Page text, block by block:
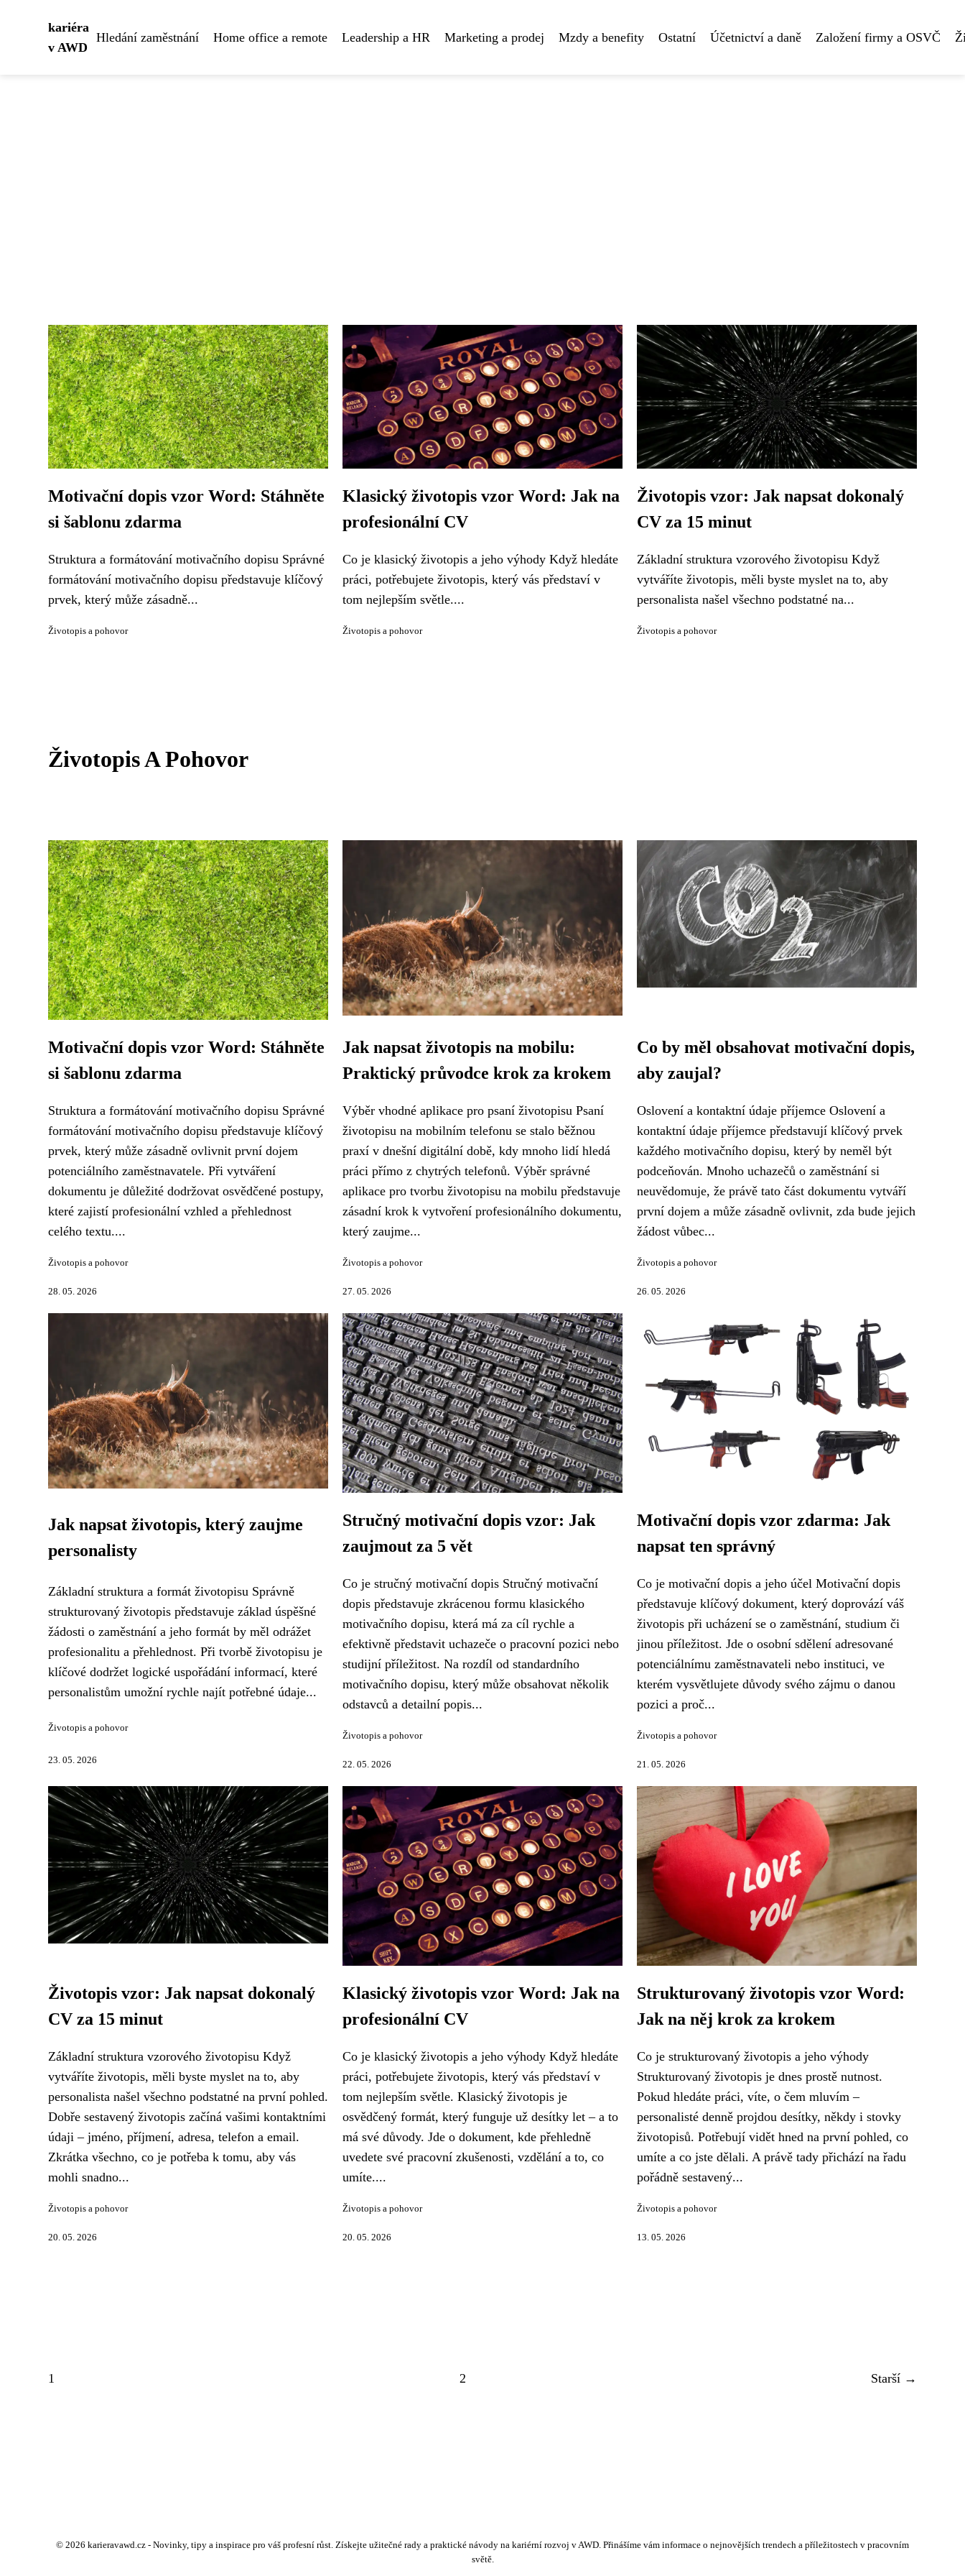
kariéra
v AWD
Hledání zaměstnání Home office a remote Leadership a HR Marketing a prodej Mzdy a benefity Ostatní Účetnictví a daně Založení firmy a OSVČ
Motivační dopis vzor Word: Stáhněte
si šablonu zdarma
Struktura a formátování motivačního dopisu Správné
formátování motivačního dopisu představuje klíčový
prvek, který může zásadně...
Životopis a pohovor
Klasický životopis vzor Word: Jak na
profesionální CV
Co je klasický životopis a jeho výhody Když hledáte
práci, potřebujete životopis, který vás představí v
tom nejlepším světle....
Životopis a pohovor
Životopis vzor: Jak napsat dokonalý
CV za 15 minut
Základní struktura vzorového životopisu Když
vytváříte životopis, měli byste myslet na to, aby
personalista našel všechno podstatné na...
Životopis a pohovor
Životopis A Pohovor
Motivační dopis vzor Word: Stáhněte
si šablonu zdarma
Struktura a formátování motivačního dopisu Správné
formátování motivačního dopisu představuje klíčový
prvek, který může zásadně ovlivnit první dojem
potenciálního zaměstnavatele. Při vytváření
dokumentu je důležité dodržovat osvědčené postupy,
které zajistí profesionální vzhled a přehlednost
celého textu....
Životopis a pohovor
28. 05. 2026
Jak napsat životopis na mobilu:
Praktický průvodce krok za krokem
Výběr vhodné aplikace pro psaní životopisu Psaní
životopisu na mobilním telefonu se stalo běžnou
praxí v dnešní digitální době, kdy mnoho lidí hledá
práci přímo z chytrých telefonů. Výběr správné
aplikace pro tvorbu životopisu na mobilu představuje
zásadní krok k vytvoření profesionálního dokumentu,
který zaujme...
Životopis a pohovor
27. 05. 2026
Co by měl obsahovat motivační dopis,
aby zaujal?
Oslovení a kontaktní údaje příjemce Oslovení a
kontaktní údaje příjemce představují klíčový prvek
každého motivačního dopisu, který by neměl být
podceňován. Mnoho uchazečů o zaměstnání si
neuvědomuje, že právě tato část dokumentu vytváří
první dojem a může zásadně ovlivnit, zda bude jejich
žádost vůbec...
Životopis a pohovor
26. 05. 2026
Jak napsat životopis, který zaujme
personalisty
Základní struktura a formát životopisu Správně
strukturovaný životopis představuje základ úspěšné
žádosti o zaměstnání a jeho formát by měl odrážet
profesionalitu a přehlednost. Při tvorbě životopisu je
klíčové dodržet logické uspořádání informací, které
personalistům umožní rychle najít potřebné údaje...
Životopis a pohovor
23. 05. 2026
Stručný motivační dopis vzor: Jak
zaujmout za 5 vět
Co je stručný motivační dopis Stručný motivační
dopis představuje zkrácenou formu klasického
motivačního dopisu, která má za cíl rychle a
efektivně představit uchazeče o pracovní pozici nebo
studijní příležitost. Na rozdíl od standardního
motivačního dopisu, který může obsahovat několik
odstavců a detailní popis...
Životopis a pohovor
22. 05. 2026
Motivační dopis vzor zdarma: Jak
napsat ten správný
Co je motivační dopis a jeho účel Motivační dopis
představuje klíčový dokument, který doprovází váš
životopis při ucházení se o zaměstnání, studium či
jinou příležitost. Jde o osobní sdělení adresované
potenciálnímu zaměstnavateli nebo instituci, ve
kterém vysvětlujete důvody svého zájmu o danou
pozici a proč...
Životopis a pohovor
21. 05. 2026
Životopis vzor: Jak napsat dokonalý
CV za 15 minut
Základní struktura vzorového životopisu Když
vytváříte životopis, měli byste myslet na to, aby
personalista našel všechno podstatné na první pohled.
Dobře sestavený životopis začíná vašimi kontaktními
údaji – jméno, příjmení, adresa, telefon a email.
Zkrátka všechno, co je potřeba k tomu, aby vás
mohli snadno...
Životopis a pohovor
20. 05. 2026
Klasický životopis vzor Word: Jak na
profesionální CV
Co je klasický životopis a jeho výhody Když hledáte
práci, potřebujete životopis, který vás představí v
tom nejlepším světle. Klasický životopis je
osvědčený formát, který funguje už desítky let – a to
má své důvody. Jde o dokument, kde přehledně
uvedete své pracovní zkušenosti, vzdělání a to, co
umíte....
Životopis a pohovor
20. 05. 2026
Strukturovaný životopis vzor Word:
Jak na něj krok za krokem
Co je strukturovaný životopis a jeho výhody
Strukturovaný životopis je dnes prostě nutnost.
Pokud hledáte práci, víte, o čem mluvím –
personalisté denně projdou desítky, někdy i stovky
životopisů. Potřebují vidět hned na první pohled, co
umíte a co jste dělali. A právě tady přichází na řadu
pořádně sestavený...
Životopis a pohovor
13. 05. 2026
1 2 Starší →
© 2026 karieravawd.cz - Novinky, tipy a inspirace pro váš profesní růst. Získejte užitečné rady a praktické návody na kariérní rozvoj v AWD. Přinášíme vám informace o nejnovějších trendech a příležitostech v pracovním
světě.